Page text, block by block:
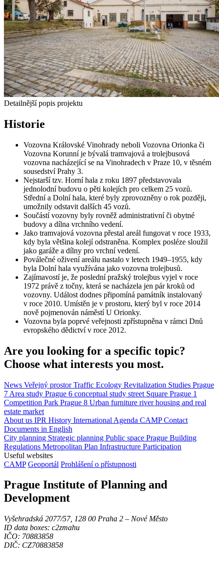
Detailnější popis projektu
Historie
Vozovna Královské Vinohrady neboli Vozovna Orionka či
Vozovna Korunní je bývalá tramvajová a trolejbusová
vozovna nacházející se na Vinohradech v Praze 10, v těsném
sousedství Prahy 3.
Nejstarší tzv. Horní hala z roku 1897 představovala
jednolodní budovu o pěti kolejích pro celkem 25 vozů.
Střední a Dolní hala, které byly zprovozněny o rok později,
umožnily odstavit dalších 45 vozů.
Součástí vozovny byly rovněž administrativní či obytné
budovy a dílna vrchního vedení.
Jako tramvajová vozovna přestal areál fungovat v roce 1933,
kdy byla většina kolejí odstraněna. Komplex posléze sloužil
jako garáže a dílny pro vrchní vedení.
Poválečné oživení areálu nastalo v letech 1949–1955, kdy
byla Dolní hala využívána jako vozovna trolejbusů.
Zajímavostí je, že poslední pražský trolejbus vyjel v roce
1972 právě z točny, která se nacházela jen pár kroků od
vozovny. Událost dodnes připomíná památník instalovaný
v roce 2010. Umístěn je v prostoru, který byl v roce 2014
nově pojmenován náměstí U Orionky.
Vozovna byla poprvé veřejnosti zpřístupněna v rámci Dnů
evropského dědictví v roce 2012.
Are you looking for a specific topic?
Choose what interests you most.
News Veřejný prostorTraffic Ecology Revitalization Studies Prague
7 Area study Prague 6 conceptual study street Square Prague 1
Competition Park Prague 8 Urban furniture riverhousing and real
estate market
About us IPR History International Agenda CAMPContact
Documents in English
City planning Strategic planning Public space Prague Building
Regulations Metropolitan Plan Infrastructure Participation
Useful websites
CAMP Geoportál Prohlášení o přístupnosti
Prague Institute of Planning and
Development
Vyšehradská 2077/57, 128 00 Praha 2 ‒ Nové Město
ID data boxes: c2zmahu
IČO: 70883858
DIČ: CZ70883858